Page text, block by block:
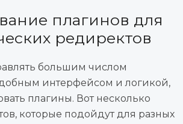
плагинов для
редиректов
большим числом
интерфейсом и логикой,
плагины. Вот несколько
которые подойдут для разных